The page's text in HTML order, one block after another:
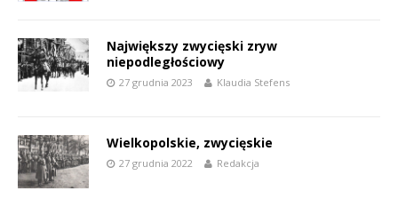
Największy zwycięski zryw
niepodległościowy
27 grudnia 2023 Klaudia Stefens
Wielkopolskie, zwycięskie
27 grudnia 2022 Redakcja